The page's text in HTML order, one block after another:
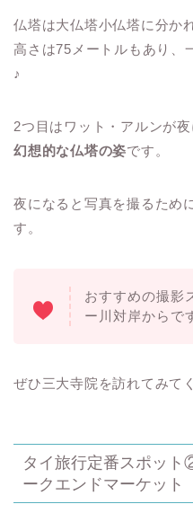
仏塔は大仏塔小仏塔に分か
高さは75メートルもあり、
♪
2つ目はワット・アルンが夜
幻想的な仏塔の姿です。
夜になると写真を撮るため
す。
おすすめの撮影
ー川対岸からで
ぜひ三大寺院を訪れてみて
タイ旅行定番スポッ
ークエンドマーケット